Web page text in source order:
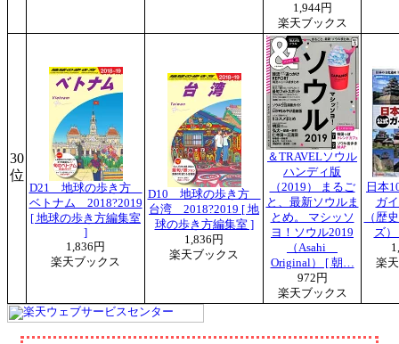
1,944円
楽天ブックス
30
位
D21 地球の歩き方
ベトナム 2018?2019
[ 地球の歩き方編集室
]
1,836円
楽天ブックス
D10 地球の歩き方
台湾 2018?2019 [ 地
球の歩き方編集室 ]
1,836円
楽天ブックス
＆TRAVELソウル
ハンディ版
（2019） まるご
と、最新ソウルま
とめ。 マシッソ
ヨ！ソウル2019
（Asahi
Original） [ 朝…
972円
楽天ブックス
日本
ガ
（歴
ズ
楽